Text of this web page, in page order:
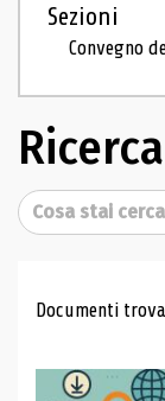
Sezioni
Convegno
Ricerca
Cerca
Documenti